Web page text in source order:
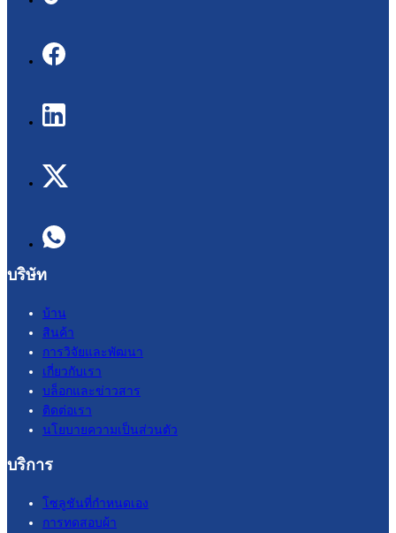
บริษัท
บ้าน
สินค้า
การวิจัยและพัฒนา
เกี่ยวกับเรา
บล็อกและข่าวสาร
ติดต่อเรา
นโยบายความเป็นส่วนตัว
บริการ
โซลูชันที่กำหนดเอง
การทดสอบผ้า